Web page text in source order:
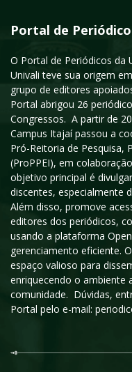
Portal de
O Portal de Periódicos da
Univali teve sua origem
grupo de editores
Portal abrigou 26
Congressos. A partir de
Campus Itajaí passou a
Pró-Reitoria de Pesquisa,
(ProPPEI), em
objetivo principal é
discentes, especialmente
Além disso, promove
editores dos periódicos,
usando a plataforma
gerenciamento eficiente.
espaço valioso para
enriquecendo o ambiente
comunidade. Dúvidas,
Portal pelo e-mail: